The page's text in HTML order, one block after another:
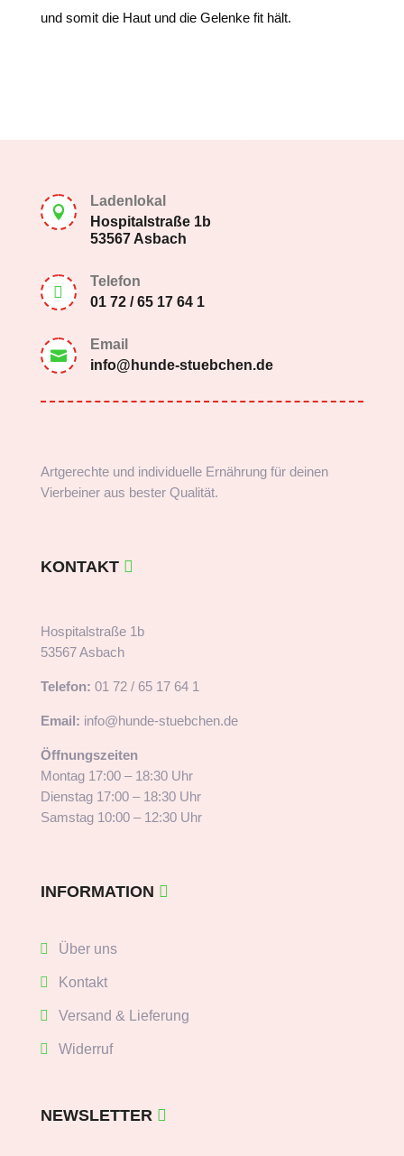
und somit die Haut und die Gelenke fit hält.

Ladenlokal
Hospitalstraße 1b
53567 Asbach

Telefon
01 72 / 65 17 64 1

Email
info@hunde-stuebchen.de
Artgerechte und individuelle Ernährung für deinen
Vierbeiner aus bester Qualität.
KONTAKT
Hospitalstraße 1b
53567 Asbach
Telefon: 01 72 / 65 17 64 1
Email: info@hunde-stuebchen.de
Öffnungszeiten
Montag 17:00 – 18:30 Uhr
Dienstag 17:00 – 18:30 Uhr
Samstag 10:00 – 12:30 Uhr
INFORMATION
Über uns
Kontakt
Versand & Lieferung
Widerruf
NEWSLETTER